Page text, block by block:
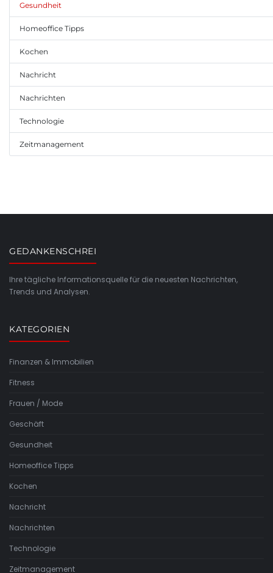
Gesundheit
Homeoffice Tipps
Kochen
Nachricht
Nachrichten
Technologie
Zeitmanagement
GEDANKENSCHREI
Ihre tägliche Informationsquelle für die neuesten Nachrichten,
Trends und Analysen.
KATEGORIEN
Finanzen & Immobilien
Fitness
Frauen / Mode
Geschäft
Gesundheit
Homeoffice Tipps
Kochen
Nachricht
Nachrichten
Technologie
Zeitmanagement